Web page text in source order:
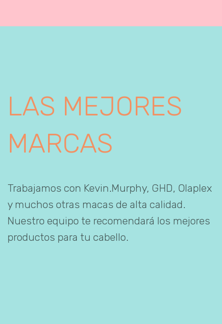
LAS MEJORES
MARCAS
Trabajamos con Kevin.Murphy, GHD, Olaplex
y muchos otras macas de alta calidad.
Nuestro equipo te recomendará los mejores
productos para tu cabello.